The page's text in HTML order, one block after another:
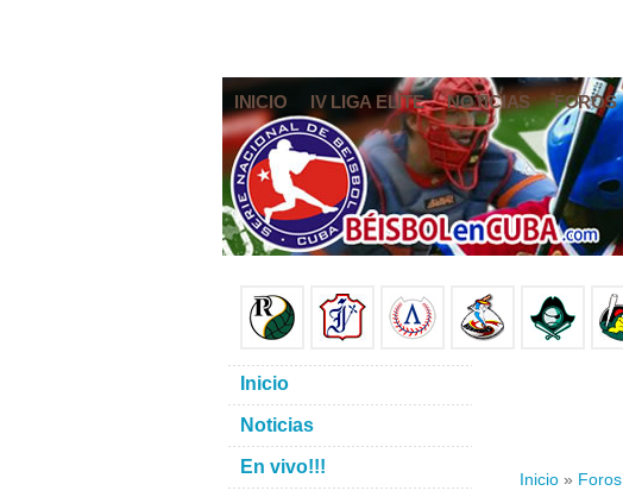
INICIO IV LIGA ELITE NOTICIAS FOROS
Inicio » Foros
Inicio
Noticias
En vivo!!!